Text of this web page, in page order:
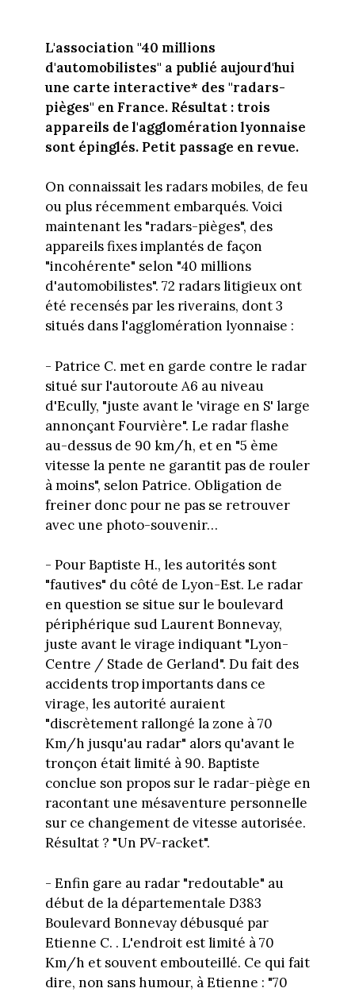
L'association "40 millions
d'automobilistes" a publié aujourd'hui
une carte interactive* des "radars-
pièges" en France. Résultat : trois
appareils de l'agglomération lyonnaise
sont épinglés. Petit passage en revue.
On connaissait les radars mobiles, de feu
ou plus récemment embarqués. Voici
maintenant les "radars-pièges", des
appareils fixes implantés de façon
"incohérente" selon "40 millions
d'automobilistes". 72 radars litigieux ont
été recensés par les riverains, dont 3
situés dans l'agglomération lyonnaise :
- Patrice C. met en garde contre le radar
situé sur l'autoroute A6 au niveau
d'Ecully, "juste avant le 'virage en S' large
annonçant Fourvière". Le radar flashe
au-dessus de 90 km/h, et en "5 ème
vitesse la pente ne garantit pas de rouler
à moins", selon Patrice. Obligation de
freiner donc pour ne pas se retrouver
avec une photo-souvenir…
- Pour Baptiste H., les autorités sont
"fautives" du côté de Lyon-Est. Le radar
en question se situe sur le boulevard
périphérique sud Laurent Bonnevay,
juste avant le virage indiquant "Lyon-
Centre / Stade de Gerland". Du fait des
accidents trop importants dans ce
virage, les autorité auraient
"discrètement rallongé la zone à 70
Km/h jusqu'au radar" alors qu'avant le
tronçon était limité à 90. Baptiste
conclue son propos sur le radar-piège en
racontant une mésaventure personnelle
sur ce changement de vitesse autorisée.
Résultat ? "Un PV-racket".
- Enfin gare au radar "redoutable" au
début de la départementale D383
Boulevard Bonnevay débusqué par
Etienne C. . L'endroit est limité à 70
Km/h et souvent embouteillé. Ce qui fait
dire, non sans humour, à Etienne : "70